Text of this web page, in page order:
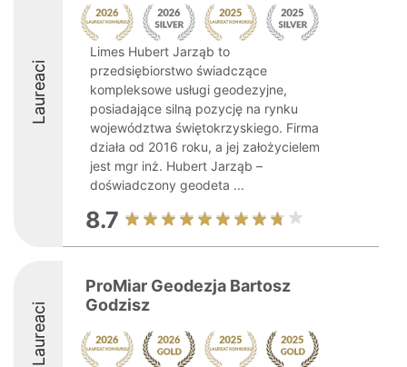
Laureaci
Limes Hubert Jarząb to
przedsiębiorstwo świadczące
kompleksowe usługi geodezyjne,
posiadające silną pozycję na rynku
województwa świętokrzyskiego. Firma
działa od 2016 roku, a jej założycielem
jest mgr inż. Hubert Jarząb –
doświadczony geodeta ...
8.7
Laureaci
ProMiar Geodezja Bartosz
Godzisz